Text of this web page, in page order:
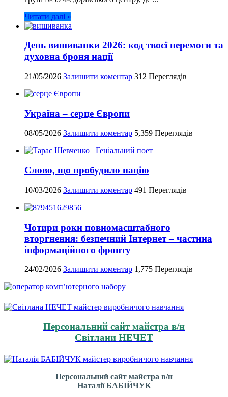
Читати далі »
День вишиванки 2026: код твоєї перемоги та
духовна броня нації
21/05/2026 Залишити коментар 312 Переглядів
Україна – серце Європи
08/05/2026 Залишити коментар 5,359 Переглядів
Слово, що пробудило націю
10/03/2026 Залишити коментар 491 Переглядів
Чотири роки повномасштабного
вторгнення: безпечний Інтернет – частина
інформаційного фронту
24/02/2026 Залишити коментар 1,775 Переглядів
Персональний сайт майстра в/н
Світлани НЕЧЕТ
Персональний сайт майстра в/н
Наталії БАБІЙЧУК